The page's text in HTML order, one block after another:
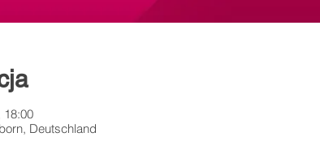
18:00
Deutschland